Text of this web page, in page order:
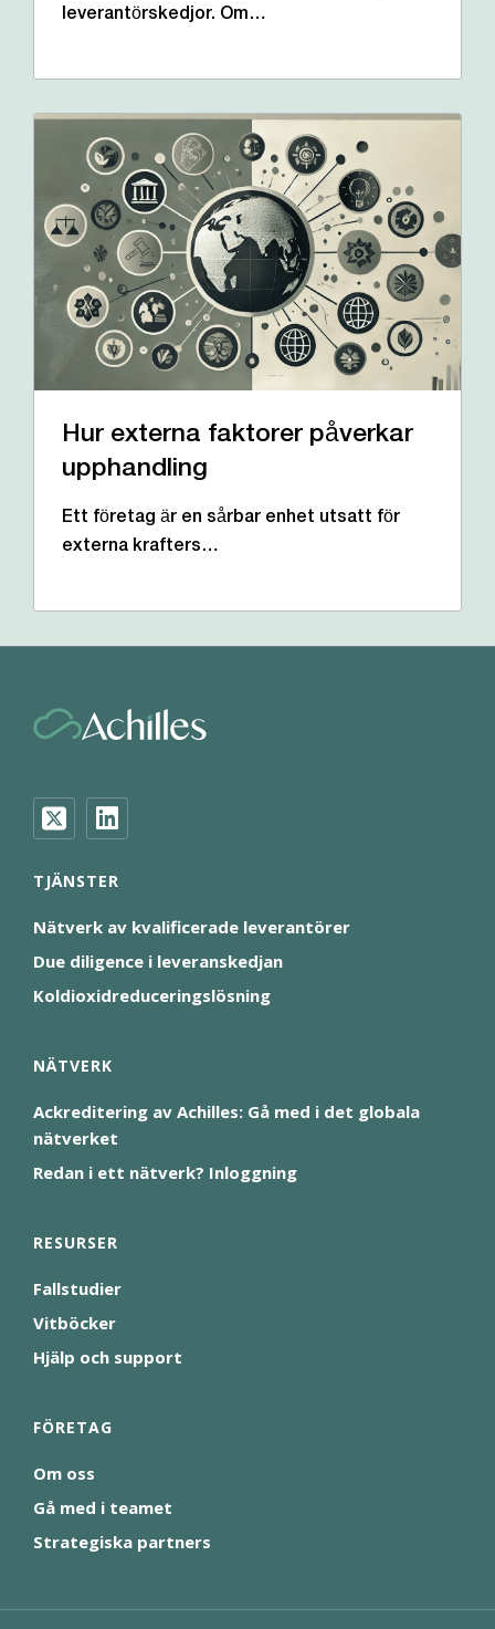
leverantörskedjor. Om…
Hur externa faktorer påverkar
upphandling
Ett företag är en sårbar enhet utsatt för
externa krafters…
TJÄNSTER
Nätverk av kvalificerade leverantörer
Due diligence i leveranskedjan
Koldioxidreduceringslösning
NÄTVERK
Ackreditering av Achilles: Gå med i det globala
nätverket
Redan i ett nätverk? Inloggning
RESURSER
Fallstudier
Vitböcker
Hjälp och support
FÖRETAG
Om oss
Gå med i teamet
Strategiska partners